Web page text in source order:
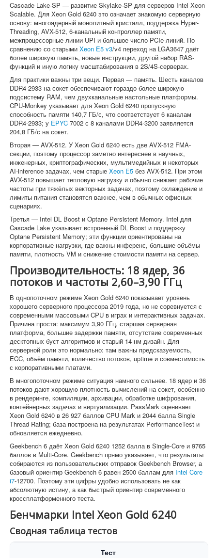
Cascade Lake-SP — развитие Skylake-SP для серверов Intel Xeon
Scalable. Для Xeon Gold 6240 это означает знакомую серверную
основу: многоядерный монолитный кристалл, поддержка Hyper-
Threading, AVX-512, 6-канальный контроллер памяти,
межпроцессорные линии UPI и большое число PCIe-линий. По
сравнению со старыми Xeon E5 v3/v4 переход на LGA3647 даёт
более широкую память, новые инструкции, другой набор RAS-
функций и иную логику масштабирования в 2S/4S-серверах.
Для практики важны три вещи. Первая — память. Шесть каналов
DDR4-2933 на сокет обеспечивают гораздо более широкую
подсистему RAM, чем двухканальные настольные платформы.
CPU-Monkey указывает для Xeon Gold 6240 пропускную
способность памяти 140,7 ГБ/с, что соответствует 6 каналам
DDR4-2933; у EPYC 7002 с 8 каналами DDR4-3200 заявляется
204,8 ГБ/с на сокет.
Вторая — AVX-512. У Xeon Gold 6240 есть две AVX-512 FMA-
секции, поэтому процессор заметно интереснее в научных,
инженерных, криптографических, мультимедийных и некоторых
AI-inference задачах, чем старые Xeon E5 без AVX-512. При этом
AVX-512 повышает тепловую нагрузку и обычно снижает рабочие
частоты при тяжёлых векторных задачах, поэтому охлаждение и
лимиты питания становятся важнее, чем в обычных офисных
сценариях.
Третья — Intel DL Boost и Optane Persistent Memory. Intel для
Cascade Lake указывает встроенный DL Boost и поддержку
Optane Persistent Memory; эти функции ориентированы на
корпоративные нагрузки, где важны инференс, большие объёмы
памяти, плотность VM и снижение стоимости памяти на сервер.
Производительность: 18 ядер, 36
потоков и частоты 2,60–3,90 ГГц
В однопоточном режиме Xeon Gold 6240 показывает уровень
хорошего серверного процессора 2019 года, но не соревнуется с
современными массовыми CPU в играх и интерактивных задачах.
Причина проста: максимум 3,90 ГГц, старшая серверная
платформа, большие задержки памяти, отсутствие современных
десктопных буст-алгоритмов и старый 14-нм дизайн. Для
серверной роли это нормально: там важны предсказуемость,
ECC, объём памяти, количество потоков, uptime и совместимость
с корпоративными платами.
В многопоточном режиме ситуация намного сильнее. 18 ядер и 36
потоков дают хорошую плотность вычислений на сокет, особенно
в рендеринге, компиляции, архивации, обработке шифрования,
контейнерных задачах и виртуализации. PassMark оценивает
Xeon Gold 6240 в 26 927 баллов CPU Mark и 2044 балла Single
Thread Rating; база построена на результатах PerformanceTest и
обновляется ежедневно.
Geekbench 6 даёт Xeon Gold 6240 1252 балла в Single-Core и 9765
баллов в Multi-Core. Geekbench прямо указывает, что результаты
собираются из пользовательских отправок Geekbench Browser, а
базовый ориентир Geekbench 6 равен 2500 баллам для Intel Core
i7-12700. Поэтому эти цифры удобно использовать не как
абсолютную истину, а как быстрый ориентир современного
кроссплатформенного теста.
Бенчмарки Intel Xeon Gold 6240
Сводная таблица тестов
Тест